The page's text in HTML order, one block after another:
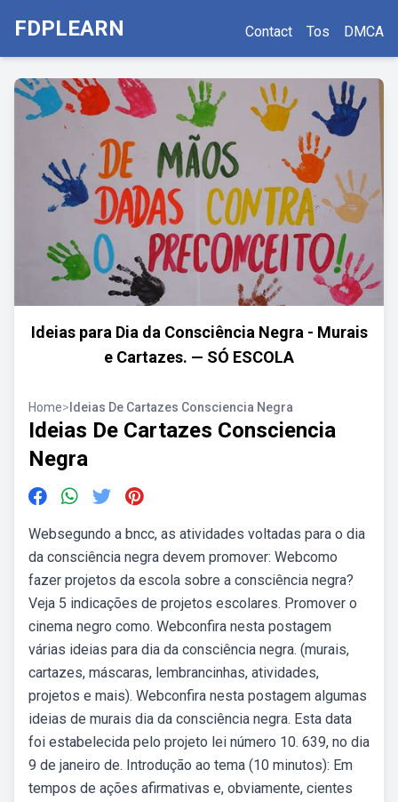
FDPLEARN Contact Tos DMCA
Ideias para Dia da Consciência Negra - Murais
e Cartazes. — SÓ ESCOLA
Home> Ideias De Cartazes Consciencia Negra
Ideias De Cartazes Consciencia
Negra
Websegundo a bncc, as atividades voltadas para o dia
da consciência negra devem promover: Webcomo
fazer projetos da escola sobre a consciência negra?
Veja 5 indicações de projetos escolares. Promover o
cinema negro como. Webconfira nesta postagem
várias ideias para dia da consciência negra. (murais,
cartazes, máscaras, lembrancinhas, atividades,
projetos e mais). Webconfira nesta postagem algumas
ideias de murais dia da consciência negra. Esta data
foi estabelecida pelo projeto lei número 10. 639, no dia
9 de janeiro de. Introdução ao tema (10 minutos): Em
tempos de ações afirmativas e, obviamente, cientes